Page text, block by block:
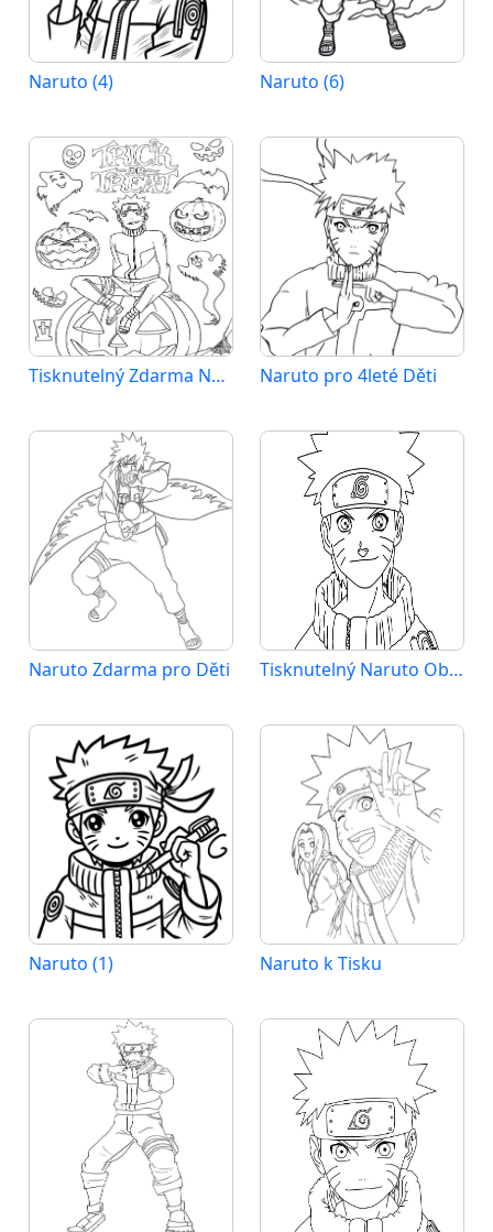
Naruto (4) Naruto (6)
Tisknutelný Zdarma Naruto Naruto pro 4leté Děti
Naruto Zdarma pro Děti Tisknutelný Naruto Obrázek pro Děti
Naruto (1) Naruto k Tisku